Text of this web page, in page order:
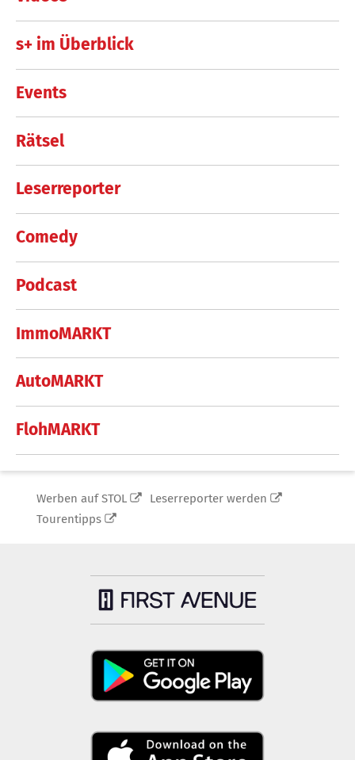
s+ im Überblick
Events
Rätsel
Leserreporter
Comedy
Podcast
ImmoMARKT
AutoMARKT
FlohMARKT
Werben auf STOL
Leserreporter werden
Tourentipps